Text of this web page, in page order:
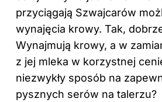
przyciągają Szwajcarów
wynajęcia krowy. Tak,
Wynajmują krowy, a w
z jej mleka w korzystnej
niezwykły sposób na
pysznych serów na talerzu?